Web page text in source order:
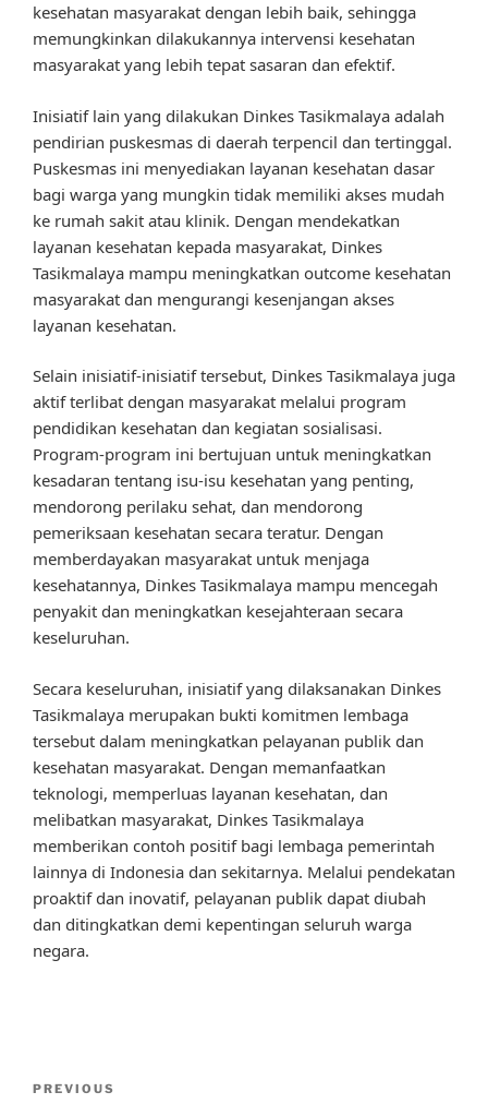
kesehatan masyarakat dengan lebih baik, sehingga
memungkinkan dilakukannya intervensi kesehatan
masyarakat yang lebih tepat sasaran dan efektif.
Inisiatif lain yang dilakukan Dinkes Tasikmalaya adalah
pendirian puskesmas di daerah terpencil dan tertinggal.
Puskesmas ini menyediakan layanan kesehatan dasar
bagi warga yang mungkin tidak memiliki akses mudah
ke rumah sakit atau klinik. Dengan mendekatkan
layanan kesehatan kepada masyarakat, Dinkes
Tasikmalaya mampu meningkatkan outcome kesehatan
masyarakat dan mengurangi kesenjangan akses
layanan kesehatan.
Selain inisiatif-inisiatif tersebut, Dinkes Tasikmalaya juga
aktif terlibat dengan masyarakat melalui program
pendidikan kesehatan dan kegiatan sosialisasi.
Program-program ini bertujuan untuk meningkatkan
kesadaran tentang isu-isu kesehatan yang penting,
mendorong perilaku sehat, dan mendorong
pemeriksaan kesehatan secara teratur. Dengan
memberdayakan masyarakat untuk menjaga
kesehatannya, Dinkes Tasikmalaya mampu mencegah
penyakit dan meningkatkan kesejahteraan secara
keseluruhan.
Secara keseluruhan, inisiatif yang dilaksanakan Dinkes
Tasikmalaya merupakan bukti komitmen lembaga
tersebut dalam meningkatkan pelayanan publik dan
kesehatan masyarakat. Dengan memanfaatkan
teknologi, memperluas layanan kesehatan, dan
melibatkan masyarakat, Dinkes Tasikmalaya
memberikan contoh positif bagi lembaga pemerintah
lainnya di Indonesia dan sekitarnya. Melalui pendekatan
proaktif dan inovatif, pelayanan publik dapat diubah
dan ditingkatkan demi kepentingan seluruh warga
negara.
Previous
PREVIOUS